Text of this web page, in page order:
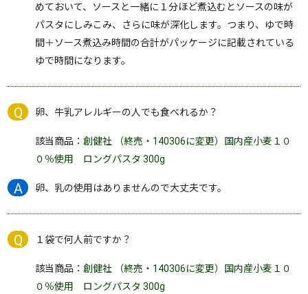
めておいて、ソースと一緒に１分ほど煮込むとソースの味が
パスタにしみこみ、さらに味が深化します。つまり、ゆで時
間＋ソース煮込み時間の合計がパッケージに記載されている
ゆで時間になります。
卵、牛乳アレルギーの人でも食べれるか？
該当商品：創健社 （終売・140306に変更）国内産小麦１０
０％使用 ロングパスタ 300g
卵、乳の使用はありませんので大丈夫です。
１袋で何人前ですか？
該当商品：創健社 （終売・140306に変更）国内産小麦１０
０％使用 ロングパスタ 300g